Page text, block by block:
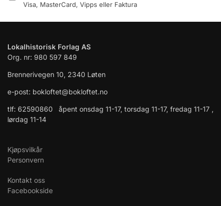
Visa, MasterCard, Vipps eller Faktura
Lokalhistorisk Forlag AS
Org. nr: 980 597 849
Brennerivegen 10, 2340 Løten
e-post: bokloftet@bokloftet.no
tlf: 62590860 åpent onsdag 11-17, torsdag 11-17, fredag 11-17 ,
lørdag 11-14
Kjøpsvilkår
Personvern
Kontakt oss
Facebookside